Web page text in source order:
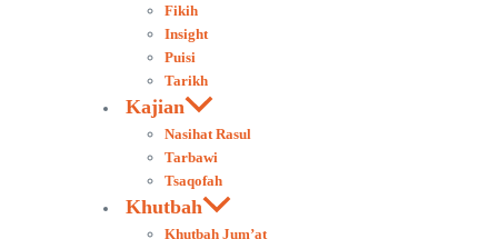
Fikih
Insight
Puisi
Tarikh
Kajian
Nasihat Rasul
Tarbawi
Tsaqofah
Khutbah
Khutbah Jum’at